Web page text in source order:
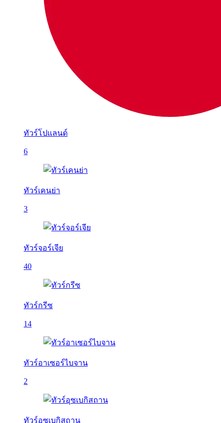
ทัวร์โปแลนด์
6
ทัวร์เคนย่า
3
ทัวร์จอร์เจีย
40
ทัวร์กรีซ
14
ทัวร์อาเซอร์ไบจาน
2
ทัวร์อุซเบกิสถาน